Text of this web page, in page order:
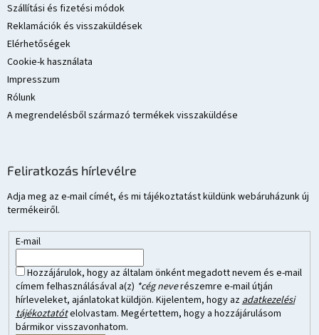
Szállítási és fizetési módok
Reklamációk és visszaküldések
Elérhetőségek
Cookie-k használata
Impresszum
Rólunk
A megrendelésből származó termékek visszaküldése
Feliratkozás hírlevélre
Adja meg az e-mail címét, és mi tájékoztatást küldünk webáruházunk új
termékeiről.
E-mail
Hozzájárulok, hogy az általam önként megadott nevem és e-mail
címem felhasználásával a(z) *cég neverészemre e-mail útján
hírleveleket, ajánlatokat küldjön. Kijelentem, hogy az adatkezelési
tájékoztatótelolvastam. Megértettem, hogy a hozzájárulásom
bármikor visszavonhatom.